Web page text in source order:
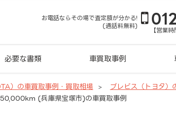
お電話ならその場で査定額が分かる!
(通話料無料)
【営業
必要な書類 車買取事例
）の車買取事例・買取相場
ブレビス（トヨタ）
(兵庫県宝塚市)の車買取事例